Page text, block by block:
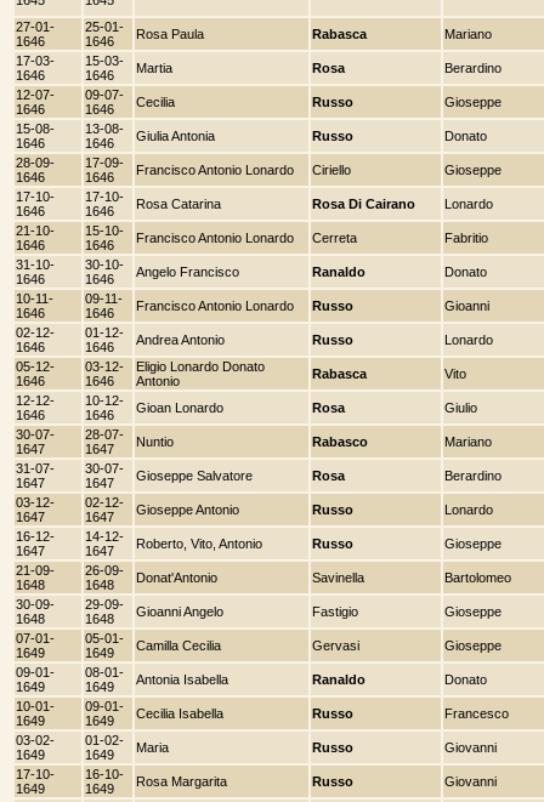
27-01-
1646
25-01-
1646
Rosa Paula Rabasca
Mariano
17-03-
1646
15-03-
1646
Martia Rosa
Berardino
12-07-
1646
09-07-
1646
Cecilia Russo
Gioseppe
15-08-
1646
13-08-
1646
Giulia Antonia Russo
Donato
28-09-
1646
17-09-
1646
Francisco Antonio Lonardo Ciriello
Gioseppe
17-10-
1646
17-10-
1646
Rosa Catarina Rosa Di Cairano
Lonardo
21-10-
1646
15-10-
1646
Francisco Antonio Lonardo Cerreta
Fabritio
31-10-
1646
30-10-
1646
Angelo Francisco Ranaldo
Donato
10-11-
1646
09-11-
1646
Francisco Antonio Lonardo Russo
Gioanni
02-12-
1646
01-12-
1646
Andrea Antonio Russo
Lonardo
05-12-
1646
03-12-
1646
Eligio Lonardo Donato
Antonio
Rabasca
Vito
12-12-
1646
10-12-
1646
Gioan Lonardo Rosa
Giulio
30-07-
1647
28-07-
1647
Nuntio Rabasco
Mariano
31-07-
1647
30-07-
1647
Gioseppe Salvatore Rosa
Berardino
03-12-
1647
02-12-
1647
Gioseppe Antonio Russo
Lonardo
16-12-
1647
14-12-
1647
Roberto, Vito, Antonio Russo
Gioseppe
21-09-
1648
26-09-
1648
Donat'Antonio Savinella
Bartolomeo
30-09-
1648
29-09-
1648
Gioanni Angelo Fastigio
Gioseppe
07-01-
1649
05-01-
1649
Camilla Cecilia Gervasi
Gioseppe
09-01-
1649
08-01-
1649
Antonia Isabella Ranaldo
Donato
10-01-
1649
09-01-
1649
Cecilia Isabella Russo
Francesco
03-02-
1649
01-02-
1649
Maria Russo
Giovanni
17-10-
1649
16-10-
1649
Rosa Margarita Russo
Giovanni